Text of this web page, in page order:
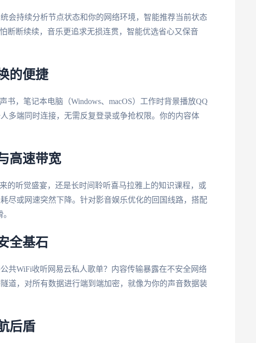
会持续分析节点状态和你的网络环境，智能推荐当前状态
断断续续，音乐更追求无损连贯，智能优选省心又保音
的便捷
书，笔记本电脑（Windows、macOS）工作时背景播放QQ
端同时连接，无需反复登录或争抢权限。你的内容体
高速带宽
的听觉盛宴，还是长时间聆听喜马拉雅上的知识课程，或
尽或网速突然下降。针对影音娱乐优化的回国线路，搭配
全基石
共WiFi收听网易云私人歌单？内容传输暴露在不安全网络
道，对所有数据进行端到端加密，就像为你的声音数据装
后盾